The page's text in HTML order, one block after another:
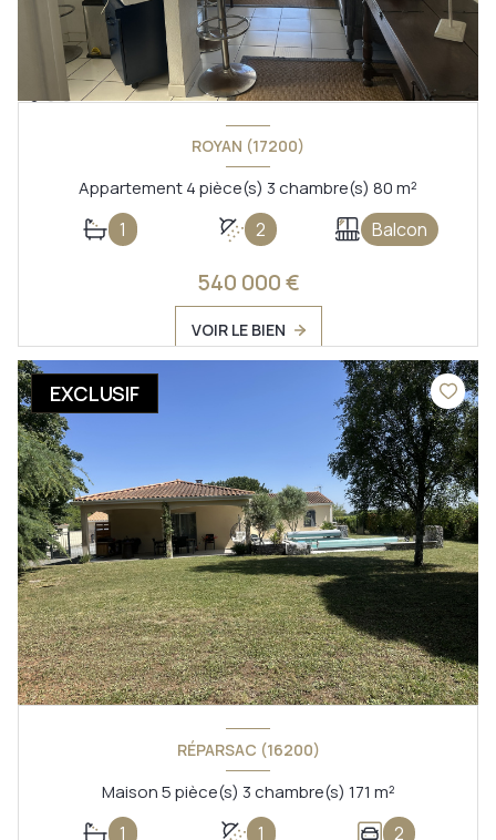
ROYAN (17200)
Appartement 4 pièce(s) 3 chambre(s) 80 m²
1 2 Balcon
540 000 €
VOIR LE BIEN
EXCLUSIF
RÉPARSAC (16200)
Maison 5 pièce(s) 3 chambre(s) 171 m²
1 1 2